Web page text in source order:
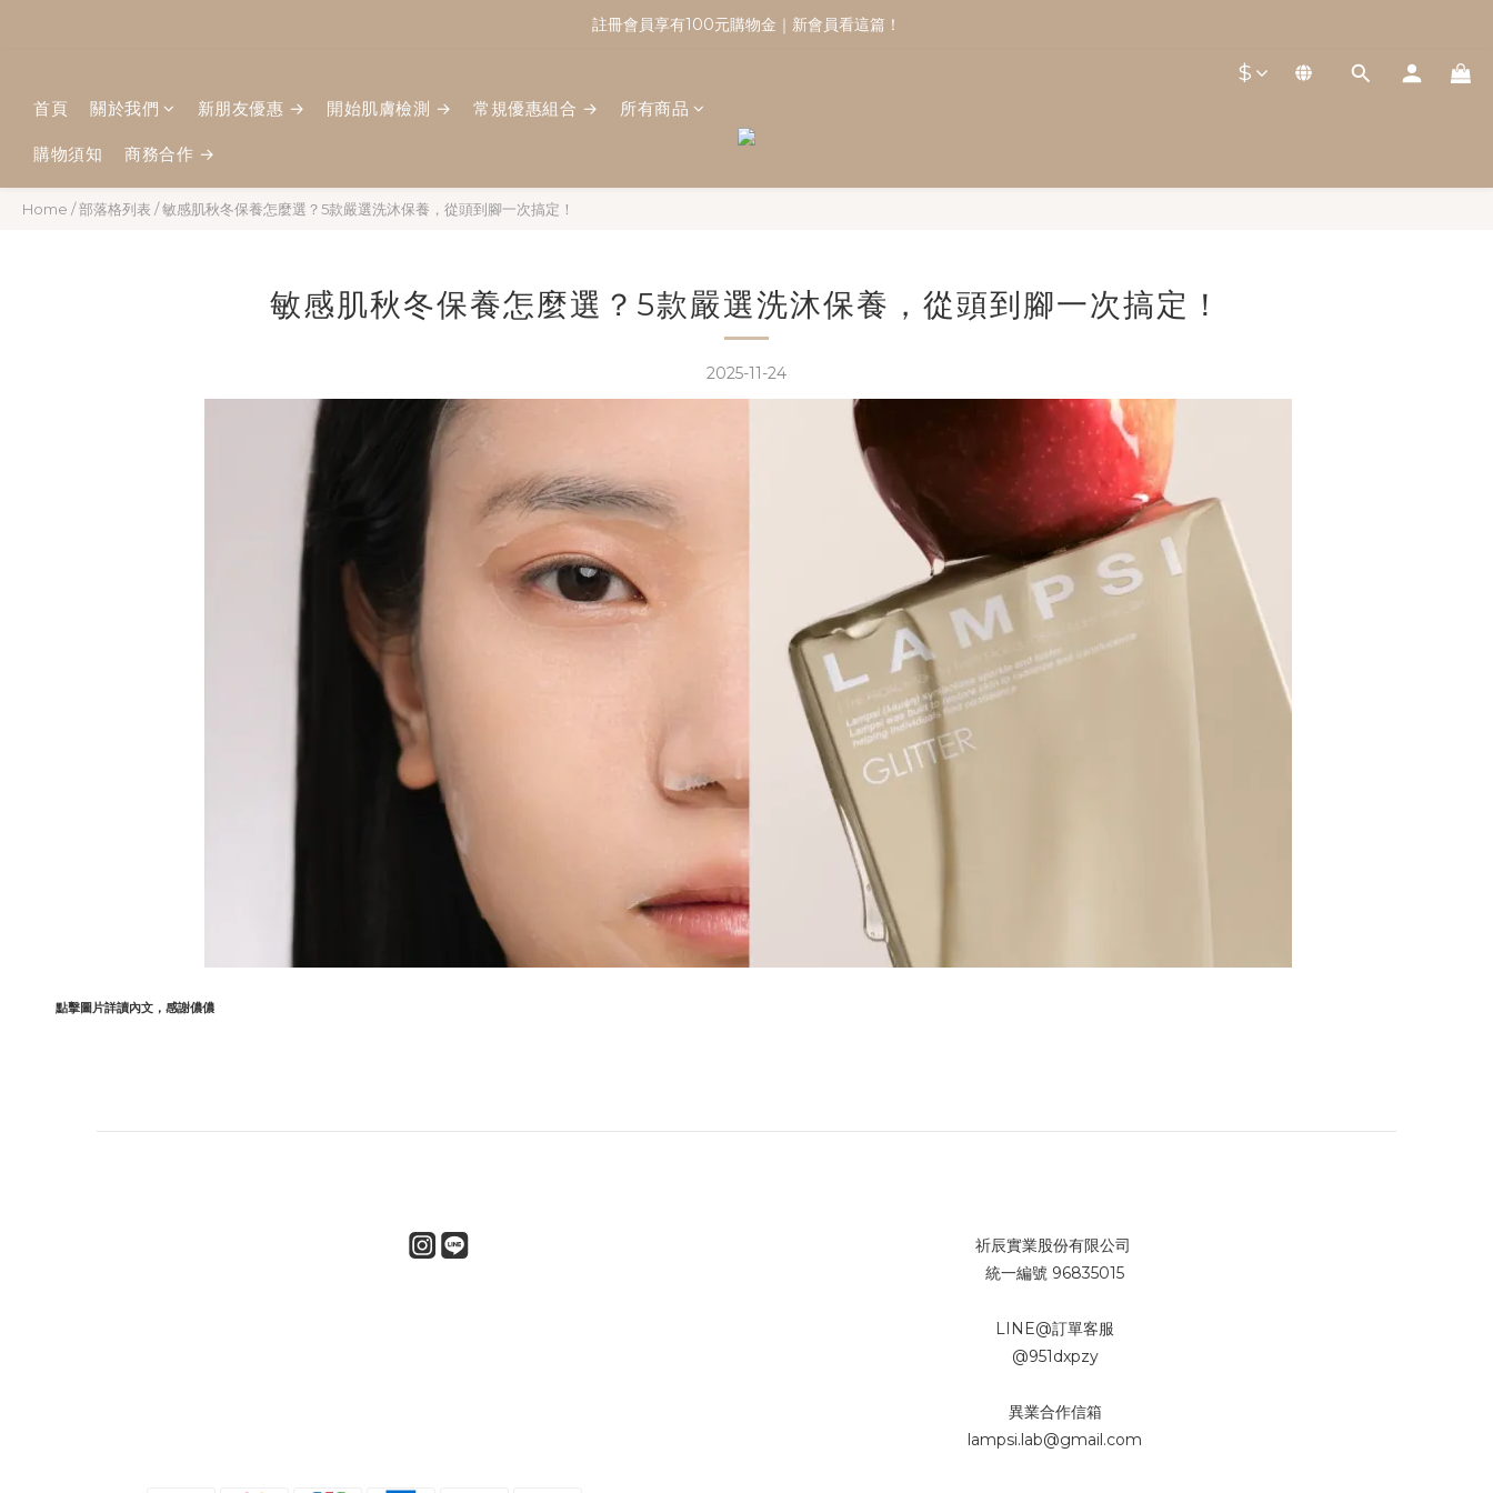
註冊會員享有100元購物金｜新會員看這篇！
註冊會員享有100元購物金｜新會員看這篇！
註冊會員享有100元購物金｜新會員看這篇！
$
首頁 關於我們 新朋友優惠 → 開始肌膚檢測 → 常規優惠組合 → 所有商品
購物須知 商務合作 →
Home /部落格列表 /敏感肌秋冬保養怎麼選？5款嚴選洗沐保養，從頭到腳一次搞定！
敏感肌秋冬保養怎麼選？5款嚴選洗沐保養，從頭到腳一次搞定！
2025-11-24
點擊圖片詳讀內文，感謝儂儂
祈辰實業股份有限公司
統一編號 96835015
LINE@訂單客服
@951dxpzy
異業合作信箱
lampsi.lab@gmail.com